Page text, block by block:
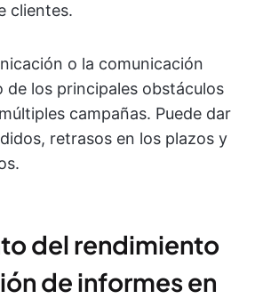
clientes.
o la comunicación
de los principales obstáculos
campañas. Puede dar
retrasos en los plazos y
del rendimiento
de informes en